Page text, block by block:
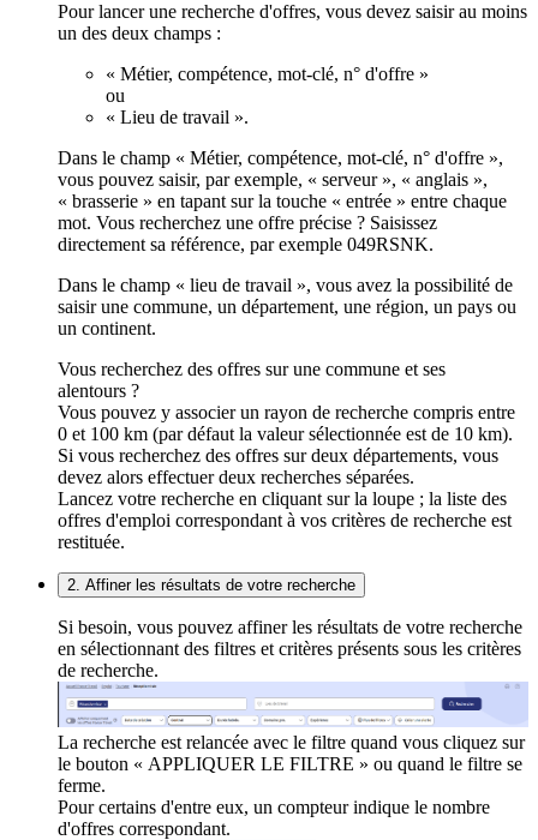
Pour lancer une recherche d'offres, vous devez saisir au moins
un des deux champs :
« Métier, compétence, mot-clé, n° d'offre »
ou
« Lieu de travail ».
Dans le champ « Métier, compétence, mot-clé, n° d'offre »,
vous pouvez saisir, par exemple, « serveur », « anglais »,
« brasserie » en tapant sur la touche « entrée » entre chaque
mot. Vous recherchez une offre précise ? Saisissez
directement sa référence, par exemple 049RSNK.
Dans le champ « lieu de travail », vous avez la possibilité de
saisir une commune, un département, une région, un pays ou
un continent.
Vous recherchez des offres sur une commune et ses
alentours ?
Vous pouvez y associer un rayon de recherche compris entre
0 et 100 km (par défaut la valeur sélectionnée est de 10 km).
Si vous recherchez des offres sur deux départements, vous
devez alors effectuer deux recherches séparées.
Lancez votre recherche en cliquant sur la loupe ; la liste des
offres d'emploi correspondant à vos critères de recherche est
restituée.
2. Affiner les résultats de votre recherche
Si besoin, vous pouvez affiner les résultats de votre recherche
en sélectionnant des filtres et critères présents sous les critères
de recherche.
La recherche est relancée avec le filtre quand vous cliquez sur
le bouton « APPLIQUER LE FILTRE » ou quand le filtre se
ferme.
Pour certains d'entre eux, un compteur indique le nombre
d'offres correspondant.